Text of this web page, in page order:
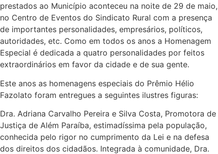
prestados ao Município aconteceu na noite de 29 de maio,
no Centro de Eventos do Sindicato Rural com a presença
de importantes personalidades, empresários, políticos,
autoridades, etc. Como em todos os anos a Homenagem
Especial é dedicada a quatro personalidades por feitos
extraordinários em favor da cidade e de sua gente.
Este anos as homenagens especiais do Prêmio Hélio
Fazolato foram entregues a seguintes ilustres figuras:
Dra. Adriana Carvalho Pereira e Silva Costa, Promotora de
Justiça de Além Paraíba, estimadíssima pela população,
conhecida pelo rigor no cumprimento da Lei e na defesa
dos direitos dos cidadãos. Integrada à comunidade, Dra.